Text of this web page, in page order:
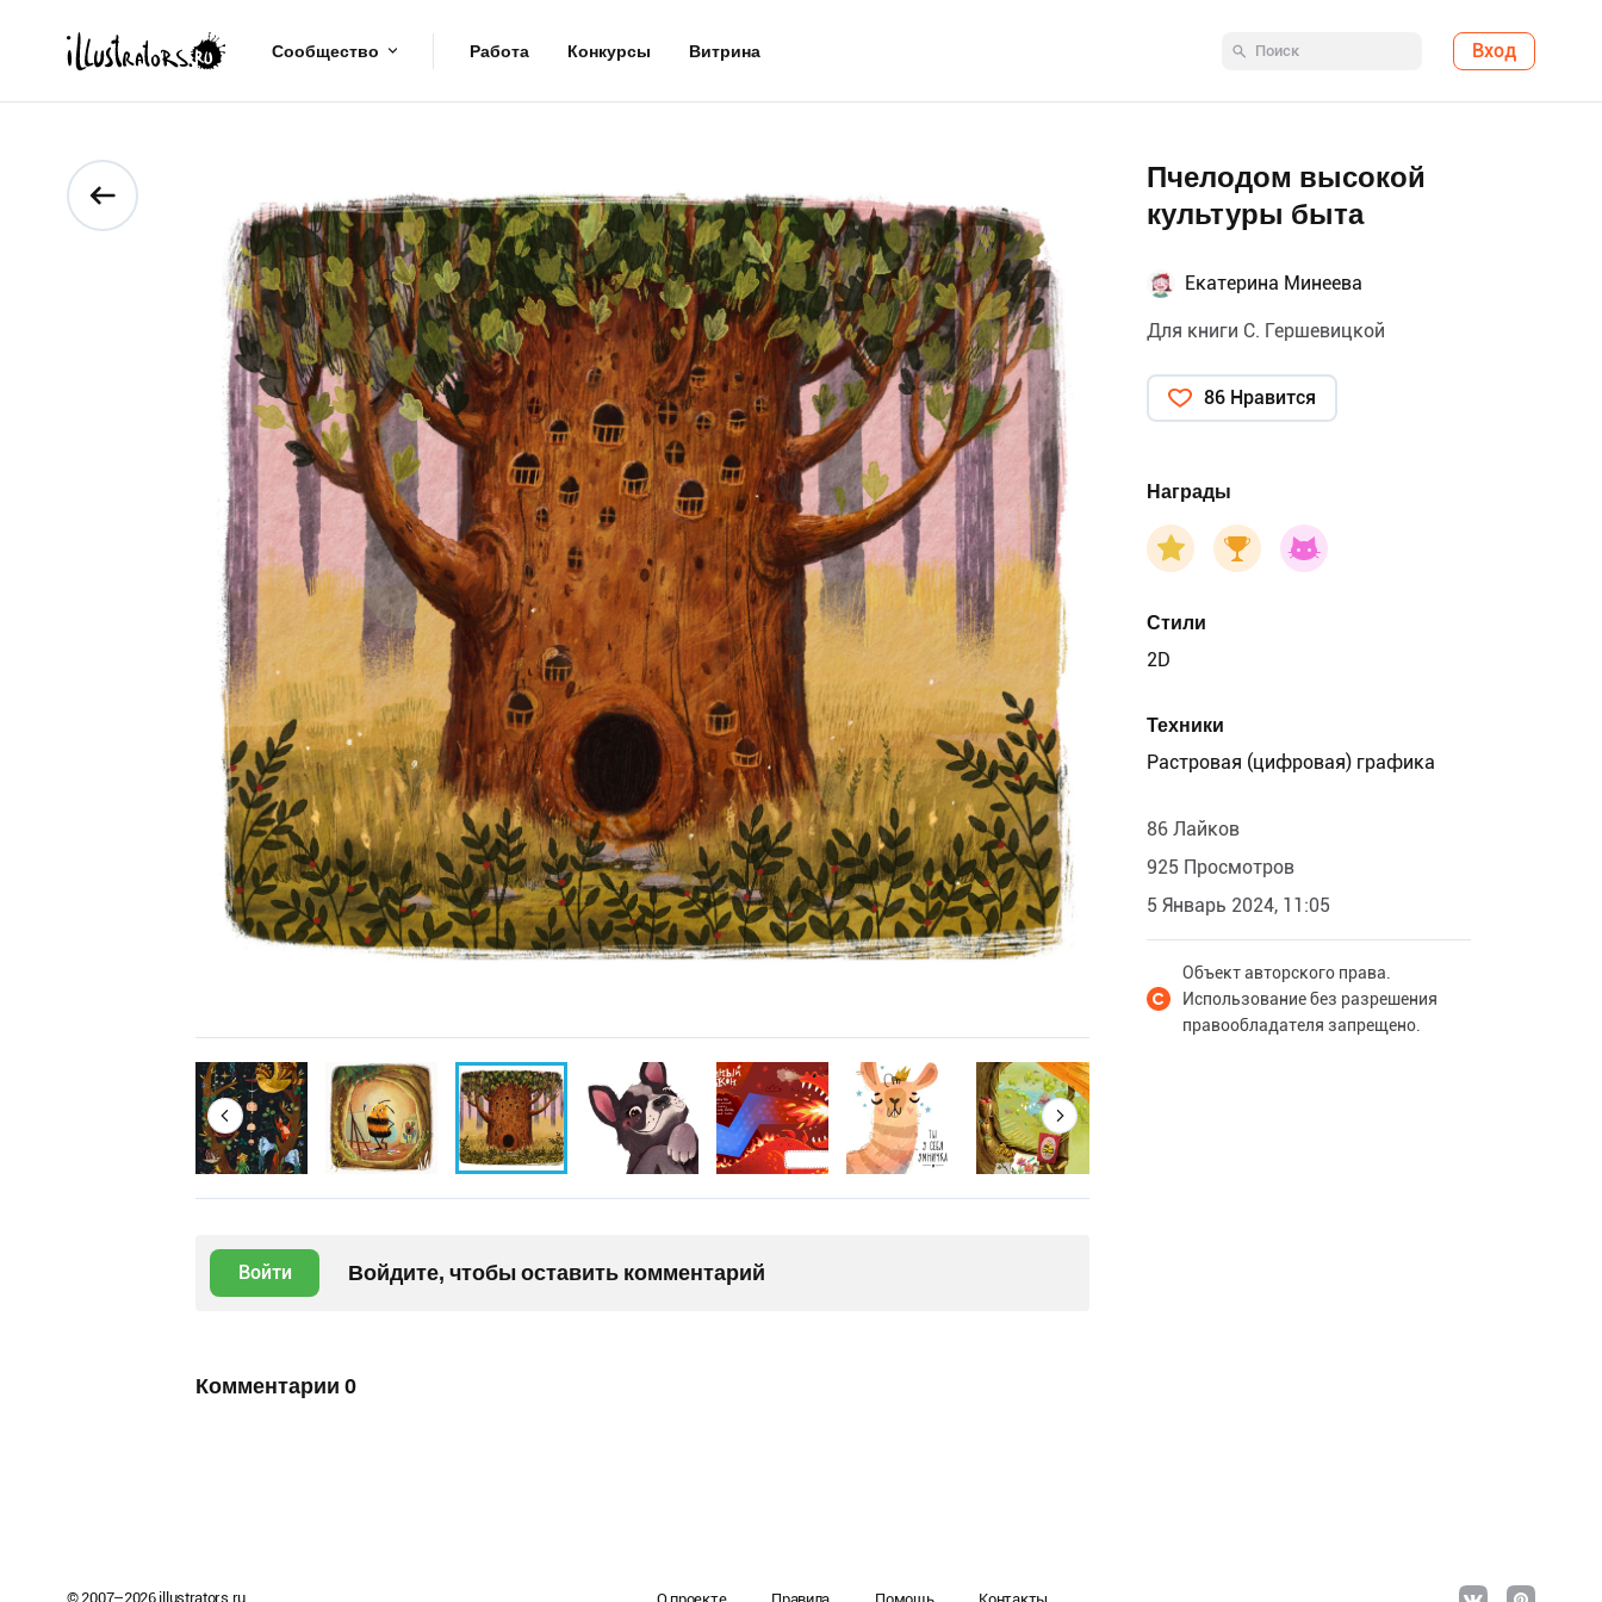
Сообщество Работа Конкурсы Витрина Вход
Войти Войдите, чтобы оставить комментарий
Комментарии 0
Пчелодом высокой
культуры быта
Екатерина Минеева
Для книги С. Гершевицкой
86 Нравится
Награды
Стили
2D
Техники
Растровая (цифровая) графика
86 Лайков
925 Просмотров
5 Январь 2024, 11:05
Объект авторского права.
Использование без разрешения
правообладателя запрещено.
© 2007–2026illustrators.ru